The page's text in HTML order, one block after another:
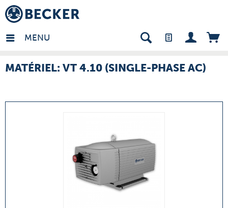
MENU
- FR
MATÉRIEL: VT 4.10 (SINGLE-PHASE AC)